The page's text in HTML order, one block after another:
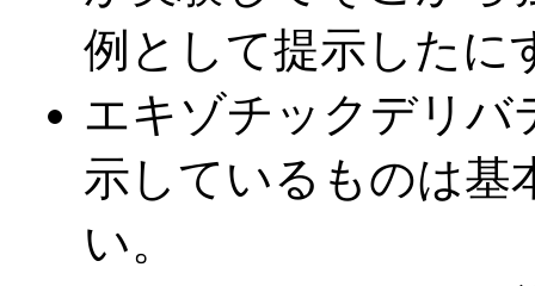
例として提示したに
エキゾチックデリバ
示しているものは基
い。